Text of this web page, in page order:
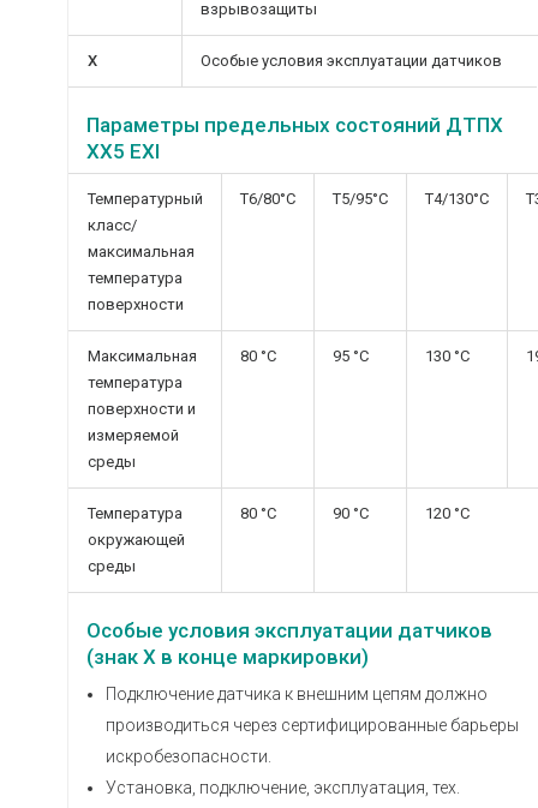
взрывозащиты
Х Особые условия эксплуатации датчиков
Параметры предельных состояний ДТПХ
ХХ5 EXI
Температурный
класс/
максимальная
температура
поверхности
Т6/80°С Т5/95°С Т4/130°С
Максимальная
температура
поверхности и
измеряемой
среды
80 °С 95 °С 130 °С
Температура
окружающей
среды
80 °С 90 °С 120 °С
Особые условия эксплуатации датчиков
(знак Х в конце маркировки)
Подключение датчика к внешним цепям должно
производиться через сертифицированные барьеры
искробезопасности.
Установка, подключение, эксплуатация, тех.